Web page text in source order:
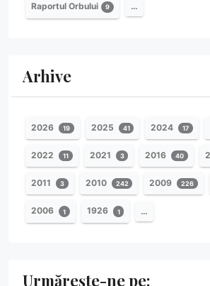
Raportul Orbului 9 …
Arhive
2026 19 2025 41 2024 17
2022 11 2021 3 2016 40
2011 3 2010 242 2009 226
2006 1 1926 1 …
Urmărește-ne pe: